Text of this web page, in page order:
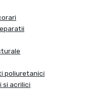
poliuretanici
si acrilici